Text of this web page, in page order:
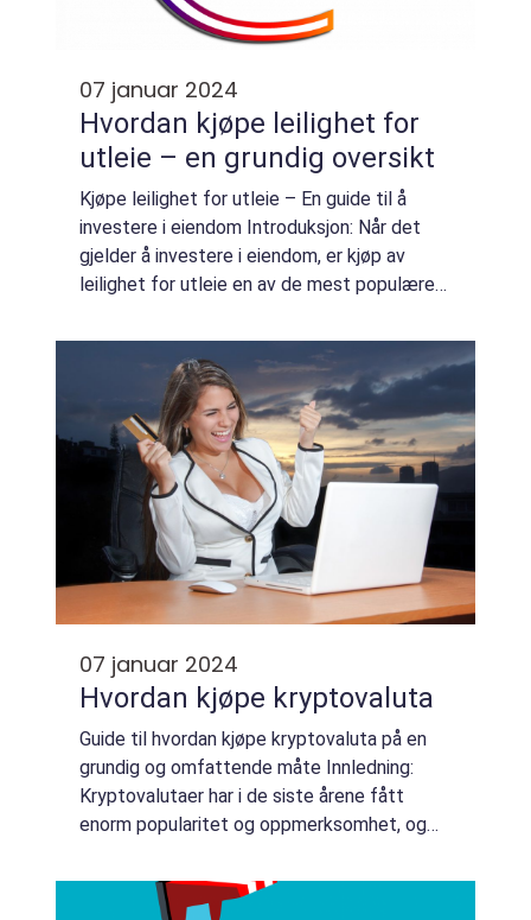
07 januar 2024
Hvordan kjøpe leilighet for
utleie – en grundig oversikt
Kjøpe leilighet for utleie – En guide til å
investere i eiendom Introduksjon: Når det
gjelder å investere i eiendom, er kjøp av
leilighet for utleie en av de mest populære
leilighet med hensikt å leie de...
07 januar 2024
Hvordan kjøpe kryptovaluta
Guide til hvordan kjøpe kryptovaluta på en
grundig og omfattende måte Innledning:
Kryptovalutaer har i de siste årene fått
enorm popularitet og oppmerksomhet, og
investere i disse digitale valutaene. Men for